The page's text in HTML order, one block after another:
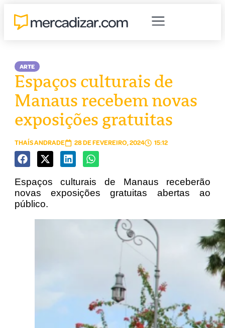
ARTE
Espaços culturais de
Manaus recebem novas
exposições gratuitas
THAÍS ANDRADE 28 DE FEVEREIRO, 2024 15:12
Espaços culturais de Manaus receberão
novas exposições gratuitas abertas ao
público.